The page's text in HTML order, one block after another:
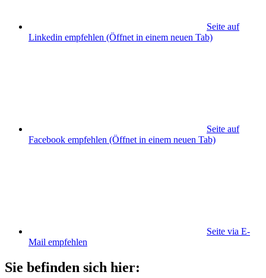
Seite auf
Linkedin empfehlen (Öffnet in einem neuen Tab)
Seite auf
Facebook empfehlen (Öffnet in einem neuen Tab)
Seite via E-
Mail empfehlen
Sie befinden sich hier: